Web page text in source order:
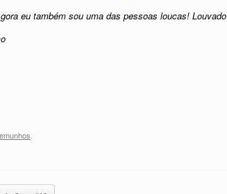
eu também sou uma das pessoas loucas!